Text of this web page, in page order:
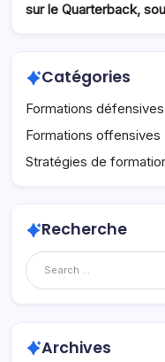
sur le Quarterback,
Catégories
Formations défensives
Formations offensives
Stratégies de
Recherche
Archives